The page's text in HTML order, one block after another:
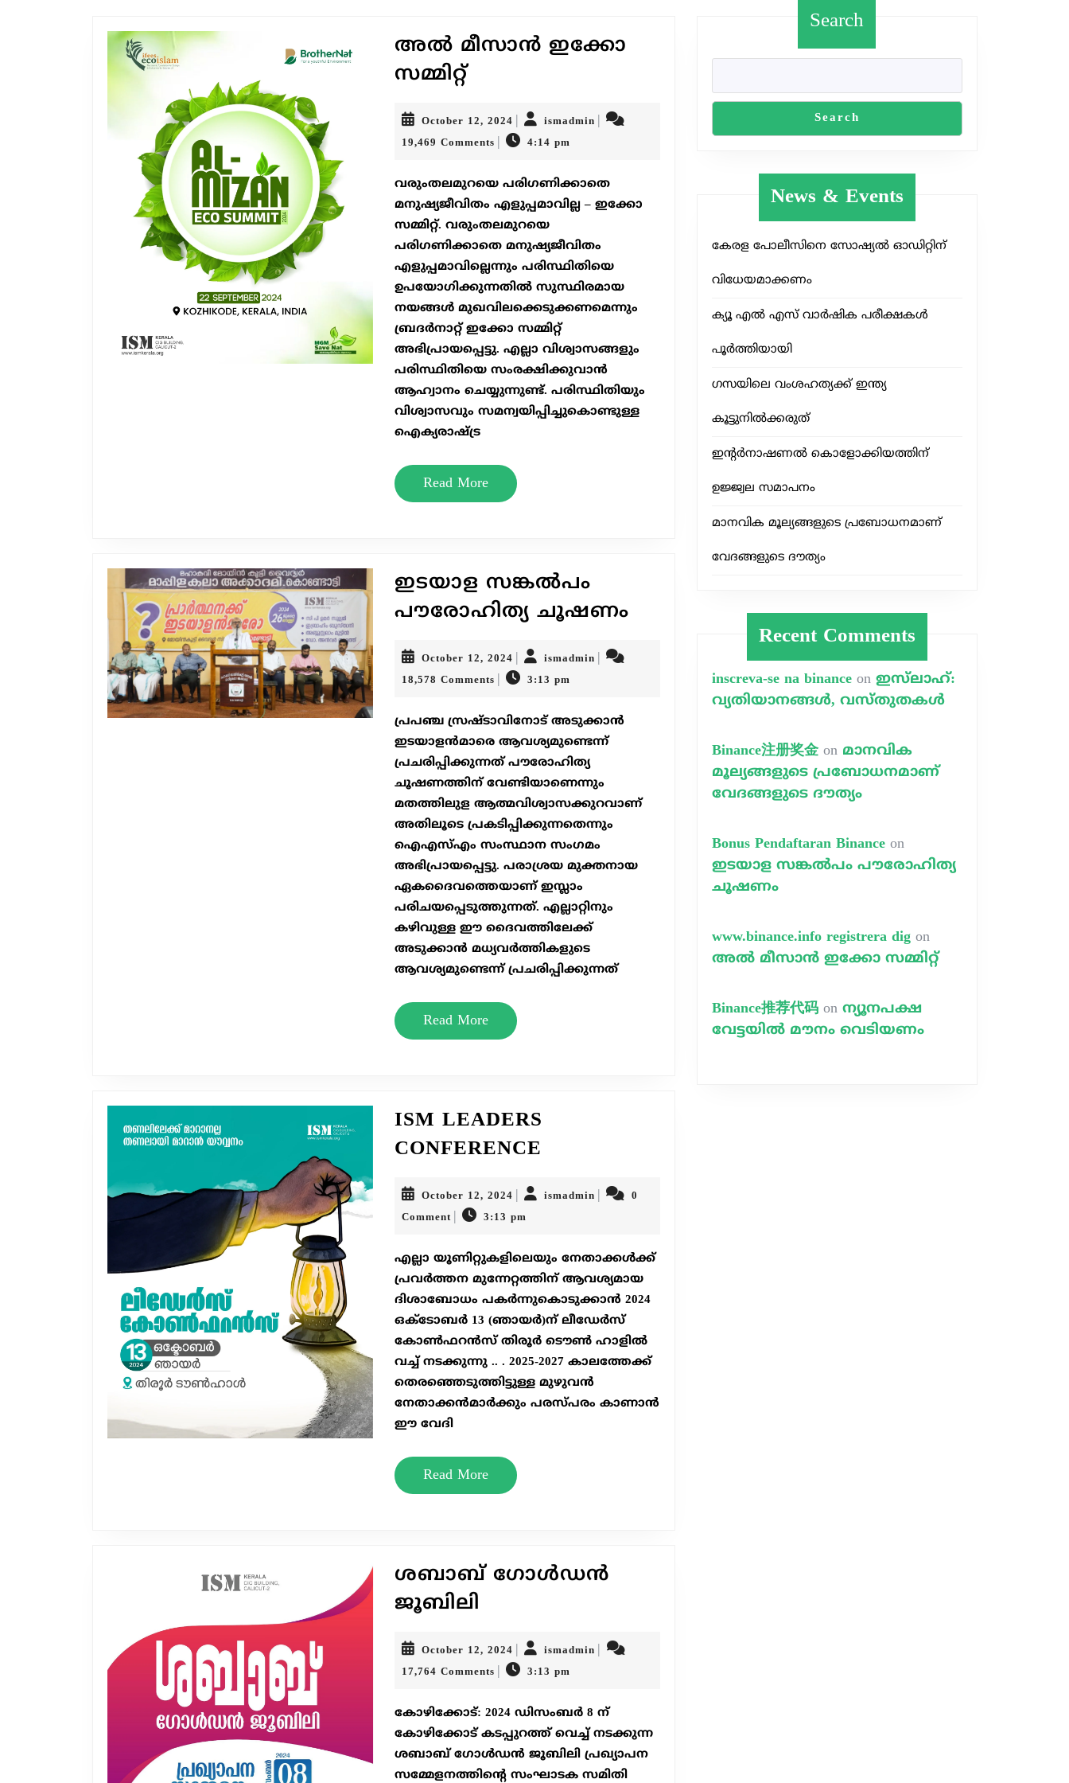
അൽ മീസാൻ ഇക്കോ
സമ്മിറ്റ്
സമ്മിറ്റ്
October 12, 2024October
12,
| ismadminismadmin
|
19,469 Comments | 4:14 pm
വരുംതലമുറയെ പരിഗണിക്കാതെ
മനുഷ്യജീവിതം എളുപ്പമാവില്ല – ഇക്കോ
സമ്മിറ്റ്. വരുംതലമുറയെ
പരിഗണിക്കാതെ മനുഷ്യജീവിതം
എളുപ്പമാവില്ലെന്നും പരിസ്ഥിതിയെ
ഉപയോഗിക്കുന്നതിൽ സുസ്ഥിരമായ
നയങ്ങൾ മുഖവിലക്കെടുക്കണമെന്നും
ബ്രദർനാറ്റ് ഇക്കോ സമ്മിറ്റ്
അഭിപ്രായപ്പെട്ടു. എല്ലാ വിശ്വാസങ്ങളും
പരിസ്ഥിതിയെ സംരക്ഷിക്കുവാൻ
ആഹ്വാനം ചെയ്യുന്നുണ്ട്. പരിസ്ഥിതിയും
വിശ്വാസവും സമന്വയിപ്പിച്ചുകൊണ്ടുള്ള
ഐക്യരാഷ്ട്ര
Read MoreRead
More
ഇടയാള സങ്കൽപം
പൗരോഹിത്യ ചൂഷണം
October 12, 2024October
12,
| ismadminismadmin
|
18,578 Comments | 3:13 pm
പ്രപഞ്ച സ്രഷ്ടാവിനോട് അടുക്കാൻ
ഇടയാളൻമാരെ ആവശ്യമുണ്ടെന്ന്
പ്രചരിപ്പിക്കുന്നത് പൗരോഹിത്യ
ചൂഷണത്തിന് വേണ്ടിയാണെന്നും
മതത്തിലുള ആത്മവിശ്വാസക്കുറവാണ്
അതിലൂടെ പ്രകടിപ്പിക്കുന്നതെന്നും
ഐഎസ്എം സംസ്ഥാന സംഗമം
അഭിപ്രായപ്പെട്ടു. പരാശ്രയ മുക്തനായ
ഏകദൈവത്തെയാണ് ഇസ്ലാം
പരിചയപ്പെടുത്തുന്നത്. എല്ലാറ്റിനും
കഴിവുള്ള ഈ ദൈവത്തിലേക്ക്
അടുക്കാൻ മധ്യവർത്തികളുടെ
ആവശ്യമുണ്ടെന്ന് പ്രചരിപ്പിക്കുന്നത്
Read MoreRead
More
ISM LEADERS
CONFERENCE
October 12, 2024October
12,
| ismadminismadmin
|
0
Comment | 3:13 pm
എല്ലാ യൂണിറ്റുകളിലെയും നേതാക്കൾക്ക്
പ്രവർത്തന മുന്നേറ്റത്തിന് ആവശ്യമായ
ദിശാബോധം പകർന്നുകൊടുക്കാൻ 2024
ഒക്ടോബർ 13 (ഞായർ)ന് ലീഡേർസ്
കോൺഫറൻസ് തിരൂര്‍ ടൌണ്‍ ഹാളില്‍
വച്ച് നടക്കുന്നു .. . 2025-2027 കാലത്തേക്ക്
തെരഞ്ഞെടുത്തിട്ടുള്ള മുഴുവൻ
നേതാക്കൻമാർക്കും പരസ്പരം കാണാൻ
ഈ വേദി
Read MoreRead
More
ശബാബ് ഗോള്‍ഡന്‍
ജൂബിലി
October 12, 2024October
12,
| ismadminismadmin
|
17,764 Comments | 3:13 pm
കോഴിക്കോട്: 2024 ഡിസംബർ 8 ന്
കോഴിക്കോട് കടപ്പുറത്ത് വെച്ച് നടക്കുന്ന
ശബാബ് ഗോൾഡൻ ജൂബിലി പ്രഖ്യാപന
സമ്മേളനത്തിന്റെ സംഘാടക സമിതി
Search
Search
News & Events
കേരള പോലീസിനെ സോഷ്യൽ ഓഡിറ്റിന്
വിധേയമാക്കണം
ക്യൂ എൽ എസ് വാർഷിക പരീക്ഷകൾ
പൂർത്തിയായി
ഗസയിലെ വംശഹത്യക്ക് ഇന്ത്യ
കൂട്ടുനിൽക്കരുത്
ഇന്റർനാഷണൽ കൊളോക്കിയത്തിന്
ഉജ്ജ്വല സമാപനം
മാനവിക മൂല്യങ്ങളുടെ പ്രബോധനമാണ്
വേദങ്ങളുടെ ദൗത്യം
Recent Comments
inscreva-se na binanceon ഇസ്‌ലാഹ്:
വ്യതിയാനങ്ങൾ, വസ്തുതകൾ
Binance注册奖金on മാനവിക
മൂല്യങ്ങളുടെ പ്രബോധനമാണ്
വേദങ്ങളുടെ ദൗത്യം
Bonus Pendaftaran Binanceon
ഇടയാള സങ്കൽപം പൗരോഹിത്യ
ചൂഷണം
www.binance.info registrera digon
അൽ മീസാൻ ഇക്കോ സമ്മിറ്റ്
Binance推荐代码on ന്യൂനപക്ഷ
വേട്ടയിൽ മൗനം വെടിയണം